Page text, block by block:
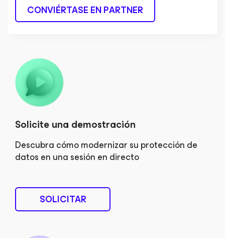
CONVIÉRTASE EN PARTNER
Solicite una demostración
Descubra cómo modernizar su protección de
datos en una sesión en directo
SOLICITAR